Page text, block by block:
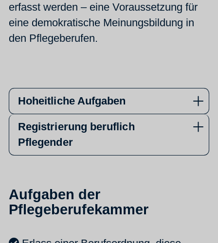
erfasst werden – eine Voraussetzung für
eine demokratische Meinungsbildung in
den Pflegeberufen.
Hoheitliche Aufgaben
Registrierung beruflich
Pflegender
Aufgaben der
Pflegeberufekammer